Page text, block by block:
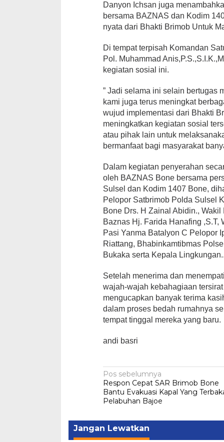
Danyon Ichsan juga
bersama BAZNAS dan Kodim
nyata dari Bhakti Brimob Untuk
Di tempat terpisah Komandan
Pol. Muhammad
kegiatan sosial ini.
” Jadi selama ini selain bertugas
kami juga terus meningkat
wujud implementasi dari Bhakti
meningkatkan kegiatan sosial
atau pihak lain untuk
bermanfaat bagi masyarakat
Dalam kegiatan penyerahan
oleh BAZNAS Bone bersama
Sulsel dan Kodim 1407 Bone,
Pelopor Satbrimob Polda Sulsel
Bone Drs. H Zainal Abidin.,
Baznas Hj. Farida Hanafing ,S.T,
Pasi Yanma Batalyon C Pelopor
Riattang, Bhabinkamtibmas
Bukaka serta Kepala
Setelah menerima dan
wajah-wajah kebahagiaan
mengucapkan banyak terima
dalam proses bedah rumahnya
tempat tinggal mereka yang baru.
andi basri
Navigasi
pos
Pos sebelumnya
Respon Cepat SAR Brimob Bone
Bantu Evakuasi Kapal Yang
Pelabuhan Bajoe
Jangan Lewatkan